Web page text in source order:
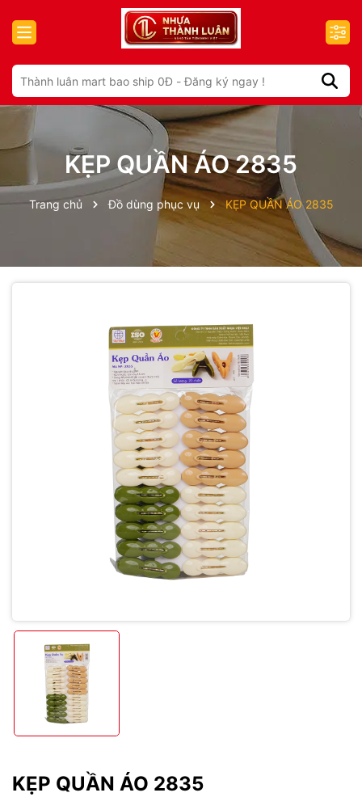
KẸP QUẦN ÁO 2835
Trang chủ Đồ dùng phục vụ KẸP QUẦN ÁO 2835
KẸP QUẦN ÁO 2835